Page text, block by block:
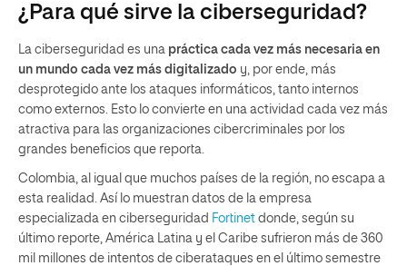
¿Para qué sirve la ciberseguridad?
La ciberseguridad es una práctica cada vez más necesaria en
un mundo cada vez más digitalizado y, por ende, más
desprotegido ante los ataques informáticos, tanto internos
como externos. Esto lo convierte en una actividad cada vez más
atractiva para las organizaciones cibercriminales por los
grandes beneficios que reporta.
Colombia, al igual que muchos países de la región, no escapa a
esta realidad. Así lo muestran datos de la empresa
especializada en ciberseguridad Fortinet donde, según su
último reporte, América Latina y el Caribe sufrieron más de 360
mil millones de intentos de ciberataques en el último semestre